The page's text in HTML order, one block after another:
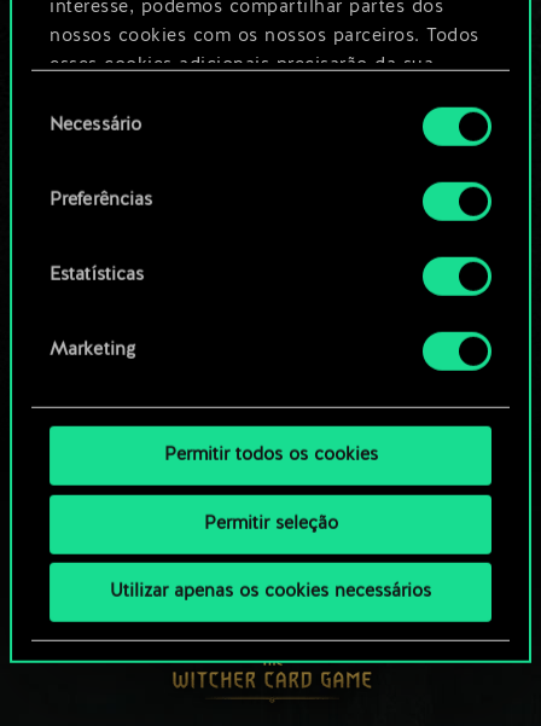
interesse, podemos compartilhar partes dos
nossos cookies com os nossos parceiros. Todos
esses cookies adicionais precisarão da sua
Você encontrará todos os detalhes sobre o uso
de cookies e poderá ajustar as suas preferências
no menu "Configurações" abaixo.
deNecessário
Preferências
Estatísticas
Marketing
Permitir todos os cookies
Permitir seleção
Utilizar apenas os cookies necessários
um guia